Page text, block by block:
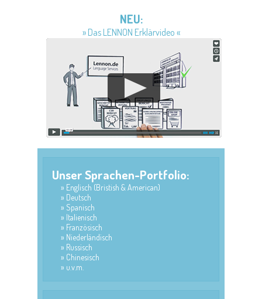
NEU:
» Das LENNON Erklärvideo «
Unser Sprachen-Portfolio:
Englisch (Bristish & American)
Deutsch
Spanisch
Italienisch
Französisch
Niederländisch
Russisch
Chinesisch
u.v.m.